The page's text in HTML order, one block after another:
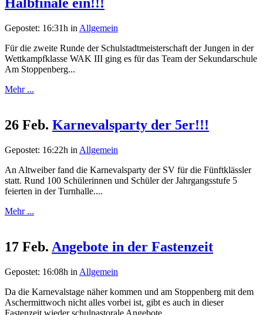
Halbfinale ein!!!
Gepostet: 16:31h in Allgemein
Für die zweite Runde der Schulstadtmeisterschaft der Jungen in der
Wettkampfklasse WAK III ging es für das Team der Sekundarschule
Am Stoppenberg...
Mehr ...
26 Feb. Karnevalsparty der 5er!!!
Gepostet: 16:22h in Allgemein
An Altweiber fand die Karnevalsparty der SV für die Fünftklässler
statt. Rund 100 Schülerinnen und Schüler der Jahrgangsstufe 5
feierten in der Turnhalle....
Mehr ...
17 Feb. Angebote in der Fastenzeit
Gepostet: 16:08h in Allgemein
Da die Karnevalstage näher kommen und am Stoppenberg mit dem
Aschermittwoch nicht alles vorbei ist, gibt es auch in dieser
Fastenzeit wieder schulpastorale Angebote. ...